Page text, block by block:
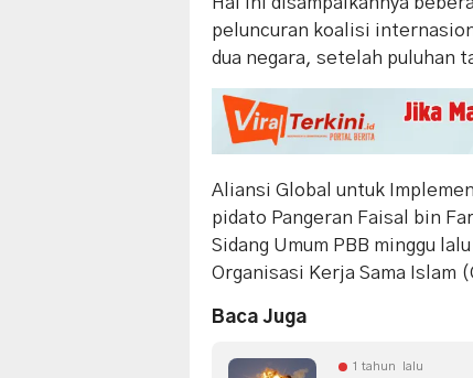
peluncuran koalisi
dua negara, setelah puluhan
Aliansi Global untuk
pidato Pangeran Faisal bin
Sidang Umum PBB minggu
Organisasi Kerja Sama Islam
Baca Juga
1 tahun lalu